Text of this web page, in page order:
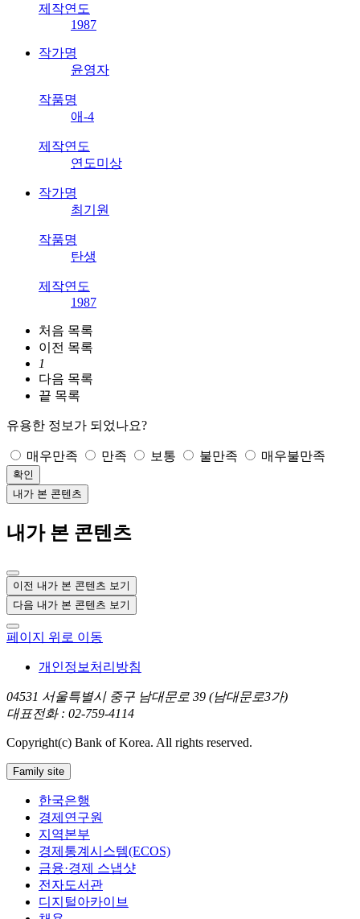
제작연도
1987
작가명
윤영자
작품명
애-4
제작연도
연도미상
작가명
최기원
작품명
탄생
제작연도
1987
처음 목록
이전 목록
1
다음 목록
끝 목록
유용한 정보가 되었나요?
매우만족 만족 보통 불만족 매우불만족
확인
내가 본 콘텐츠
내가 본 콘텐츠
이전 내가 본 콘텐츠 보기
다음 내가 본 콘텐츠 보기
페이지 위로 이동
개인정보처리방침
04531 서울특별시 중구 남대문로 39 (남대문로3가)
대표전화 : 02-759-4114
Copyright(c) Bank of Korea. All rights reserved.
Family site
한국은행
경제연구원
지역본부
경제통계시스템(ECOS)
금융·경제 스냅샷
전자도서관
디지털아카이브